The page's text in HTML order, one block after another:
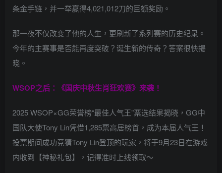
条金手链，并一举赢得4,021,012刀的巨额奖励。
那一夜不仅改变了他的人生，更刷新了系列赛的历史纪录。
今年的主赛事是否能再度突破？诞生新的传奇？答案很快揭
晓。
WSOP之后：《国庆中秋生肖狂欢赛》来袭！
2025 WSOP×GG荣誉榜“最佳人气王”票选结果揭晓，GG中
国队大使Tony Lin凭借1,285票高居榜首，成为本届人气王！
投票期间成功竞猜Tony Lin登顶的玩家，将于9月23日在游戏
内收到【神秘礼包】，记得准时上线领取～